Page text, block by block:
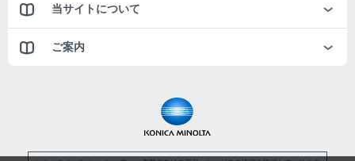
当サイトについて
ご案内